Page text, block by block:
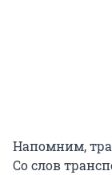
Напомним,
Со слов